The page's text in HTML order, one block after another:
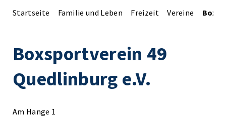
Startseite Familie und Leben Freizeit Vereine
Boxsportverein 49
Quedlinburg e.V.
Am Hange 1